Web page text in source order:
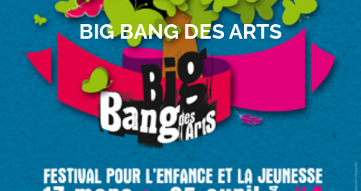
BIG BANG DES ARTS